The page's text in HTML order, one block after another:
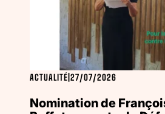
ACTUALITÉ |27/07/2026
Nomination de